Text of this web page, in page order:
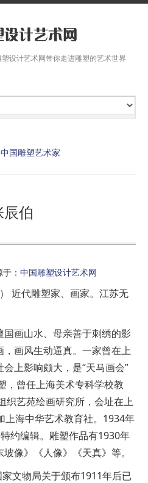
设计艺术网带你走进雕塑的艺术世界
中国雕塑艺术家
辰伯
： 中国雕塑设计艺术网
近代雕塑家、画家。江苏无
国画山水、母亲善于刺绣的影
画风生动逼真。一家曾在上
上影响颇大，是“天马画会”
，曾任上海美术专科学校教
织艺苑绘画研究所，会址在上
上海中华艺术教育社。1934年
约编辑。雕塑作品有1930年
像》《人像》《天真》等。
文物局关于颁布1911年后已